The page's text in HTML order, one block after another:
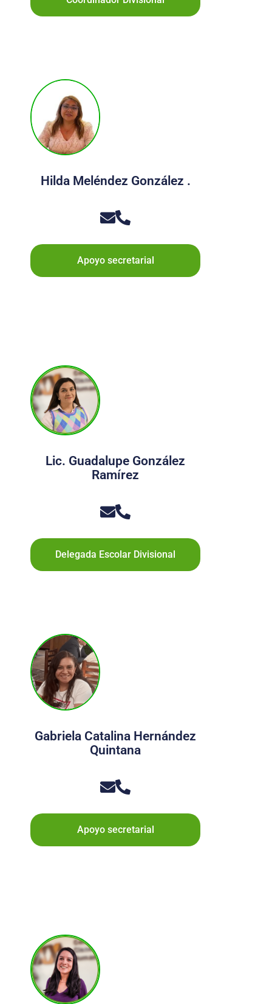
Hilda Meléndez González .
Apoyo secretarial
Lic. Guadalupe González
Ramírez
Delegada Escolar Divisional
Gabriela Catalina Hernández
Quintana
Apoyo secretarial